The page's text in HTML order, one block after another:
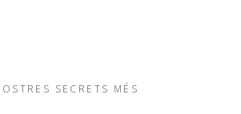
SECRETS MÉS